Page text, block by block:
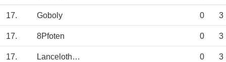
17. Goboly 0 3
17. 8Pfoten 0 3
17. Lanceloth1973 0 3